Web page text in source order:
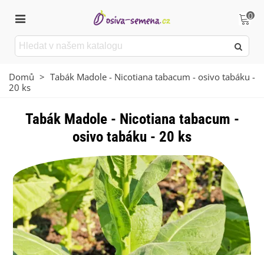
0
Domů > Tabák Madole - Nicotiana tabacum - osivo tabáku -
20 ks
Tabák Madole - Nicotiana tabacum -
osivo tabáku - 20 ks